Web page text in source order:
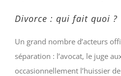
Divorce : qui fait quoi ?
Un grand nombre d’acteurs
séparation : l’avocat, le juge
occasionnellement l’huissier